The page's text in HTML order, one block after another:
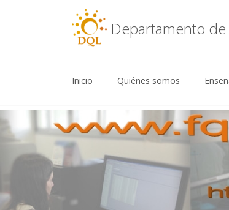
Skip
to
content
Departamento
Menu
Inicio Quiénes somos